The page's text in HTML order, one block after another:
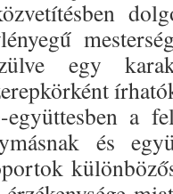
egy
a
és